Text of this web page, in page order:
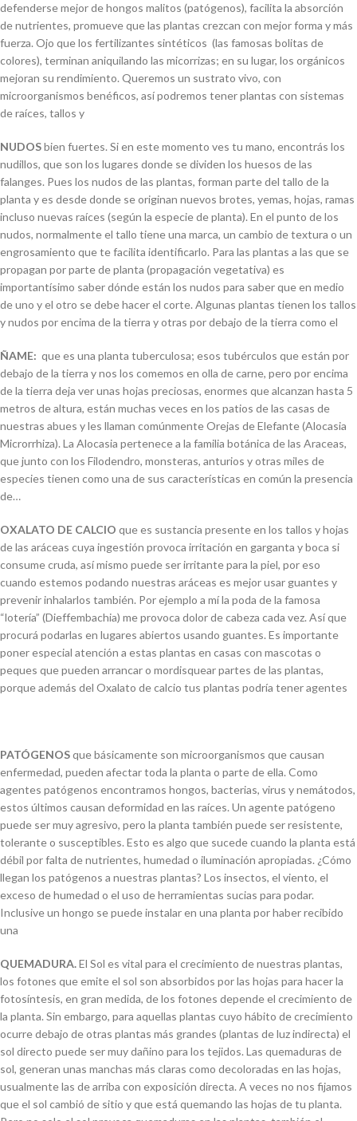
defenderse mejor de hongos malitos (patógenos), facilita la absorción
de nutrientes, promueve que las plantas crezcan con mejor forma y más
fuerza. Ojo que los fertilizantes sintéticos (las famosas bolitas de
colores), terminan aniquilando las micorrizas; en su lugar, los orgánicos
mejoran su rendimiento. Queremos un sustrato vivo, con
microorganismos benéficos, así podremos tener plantas con sistemas
de raíces, tallos y
NUDOSbien fuertes. Si en este momento ves tu mano, encontrás los
nudillos, que son los lugares donde se dividen los huesos de las
falanges. Pues los nudos de las plantas, forman parte del tallo de la
planta y es desde donde se originan nuevos brotes, yemas, hojas, ramas
incluso nuevas raíces (según la especie de planta). En el punto de los
nudos, normalmente el tallo tiene una marca, un cambio de textura o un
engrosamiento que te facilita identificarlo. Para las plantas a las que se
propagan por parte de planta (propagación vegetativa) es
importantísimo saber dónde están los nudos para saber que en medio
de uno y el otro se debe hacer el corte. Algunas plantas tienen los tallos
y nudos por encima de la tierra y otras por debajo de la tierra como el
ÑAME: que es una planta tuberculosa; esos tubérculos que están por
debajo de la tierra y nos los comemos en olla de carne, pero por encima
de la tierra deja ver unas hojas preciosas, enormes que alcanzan hasta 5
metros de altura, están muchas veces en los patios de las casas de
nuestras abues y les llaman comúnmente Orejas de Elefante (Alocasia
Microrrhiza). La Alocasia pertenece a la familia botánica de las Araceas,
que junto con los Filodendro, monsteras, anturios y otras miles de
especies tienen como una de sus características en común la presencia
de…
OXALATO DE CALCIO que es sustancia presente en los tallos y hojas
de las aráceas cuya ingestión provoca irritación en garganta y boca si
consume cruda, así mismo puede ser irritante para la piel, por eso
cuando estemos podando nuestras aráceas es mejor usar guantes y
prevenir inhalarlos también. Por ejemplo a mí la poda de la famosa
“lotería” (Dieffembachia) me provoca dolor de cabeza cada vez. Así que
procurá podarlas en lugares abiertos usando guantes. Es importante
poner especial atención a estas plantas en casas con mascotas o
peques que pueden arrancar o mordisquear partes de las plantas,
porque además del Oxalato de calcio tus plantas podría tener agentes
PATÓGENOSque básicamente son microorganismos que causan
enfermedad, pueden afectar toda la planta o parte de ella. Como
agentes patógenos encontramos hongos, bacterias, virus y nemátodos,
estos últimos causan deformidad en las raíces. Un agente patógeno
puede ser muy agresivo, pero la planta también puede ser resistente,
tolerante o susceptibles. Esto es algo que sucede cuando la planta está
débil por falta de nutrientes, humedad o iluminación apropiadas. ¿Cómo
llegan los patógenos a nuestras plantas? Los insectos, el viento, el
exceso de humedad o el uso de herramientas sucias para podar.
Inclusive un hongo se puede instalar en una planta por haber recibido
una
QUEMADURA.El Sol es vital para el crecimiento de nuestras plantas,
los fotones que emite el sol son absorbidos por las hojas para hacer la
fotosíntesis, en gran medida, de los fotones depende el crecimiento de
la planta. Sin embargo, para aquellas plantas cuyo hábito de crecimiento
ocurre debajo de otras plantas más grandes (plantas de luz indirecta) el
sol directo puede ser muy dañino para los tejidos. Las quemaduras de
sol, generan unas manchas más claras como decoloradas en las hojas,
usualmente las de arriba con exposición directa. A veces no nos fijamos
que el sol cambió de sitio y que está quemando las hojas de tu planta.